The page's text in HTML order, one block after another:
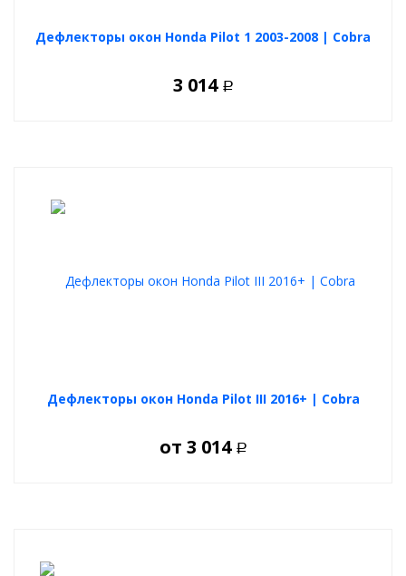
Дефлекторы окон Honda Pilot 1 2003-2008 | Cobra
3 014 Р
Дефлекторы окон Honda Pilot III 2016+ | Cobra
от 3 014 Р